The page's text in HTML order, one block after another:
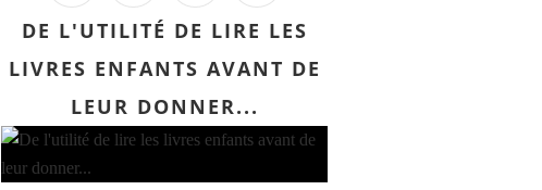
DE L'UTILITÉ DE LIRE LES
LIVRES ENFANTS AVANT DE
LEUR DONNER...